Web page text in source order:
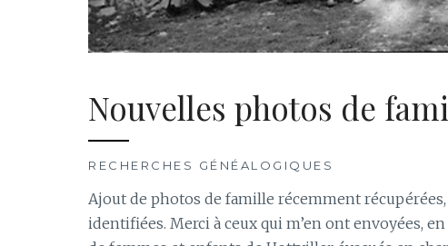
Nouvelles photos de
RECHERCHES GÉNÉALOGIQUES
Ajout de photos de famille récemment
identifiées. Merci à ceux qui m’en ont envoyées,